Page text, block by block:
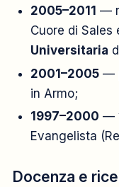
2005–2011 —
Cuore di Sales
Universitaria
2001–2005—
in Armo;
1997–2000 —
Evangelista
Docenza e